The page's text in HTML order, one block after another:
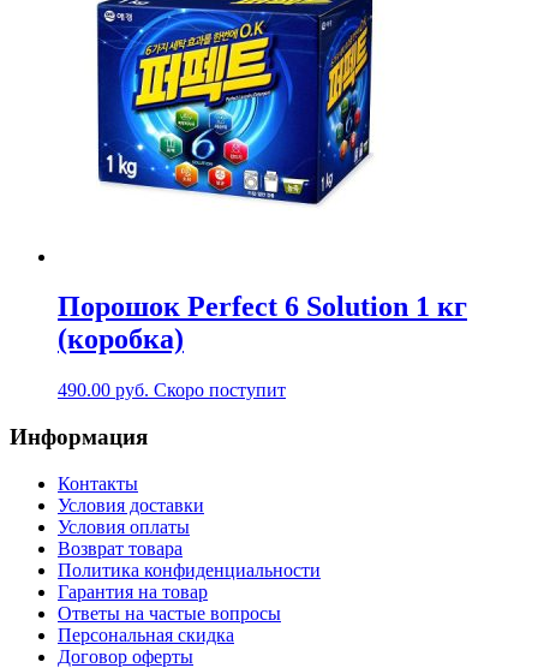
Порошок Perfect 6 Solution 1 кг
(коробка)
490.00 руб. Скоро поступит
Информация
Контакты
Условия доставки
Условия оплаты
Возврат товара
Политика конфиденциальности
Гарантия на товар
Ответы на частые вопросы
Персональная скидка
Договор оферты